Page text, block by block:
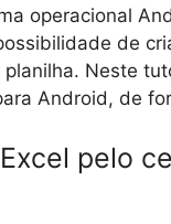
operacional
de
Neste
Android, de
pelo